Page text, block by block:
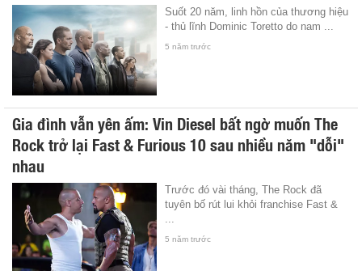
Suốt 20 năm, linh hồn của thương hiệu
- thủ lĩnh Dominic Toretto do nam ...
5 năm trước
Gia đình vẫn yên ấm: Vin Diesel bất ngờ muốn The
Rock trở lại Fast & Furious 10 sau nhiều năm "dỗi"
nhau
Trước đó vài tháng, The Rock đã
tuyên bố rút lui khỏi franchise Fast &
5 năm trước